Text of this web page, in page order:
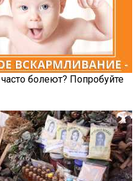
болеют? Попробуйте